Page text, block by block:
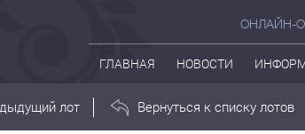
ОНЛАЙН-
ГЛАВНАЯ НОВОСТИ
лот Вернуться к списку лотов